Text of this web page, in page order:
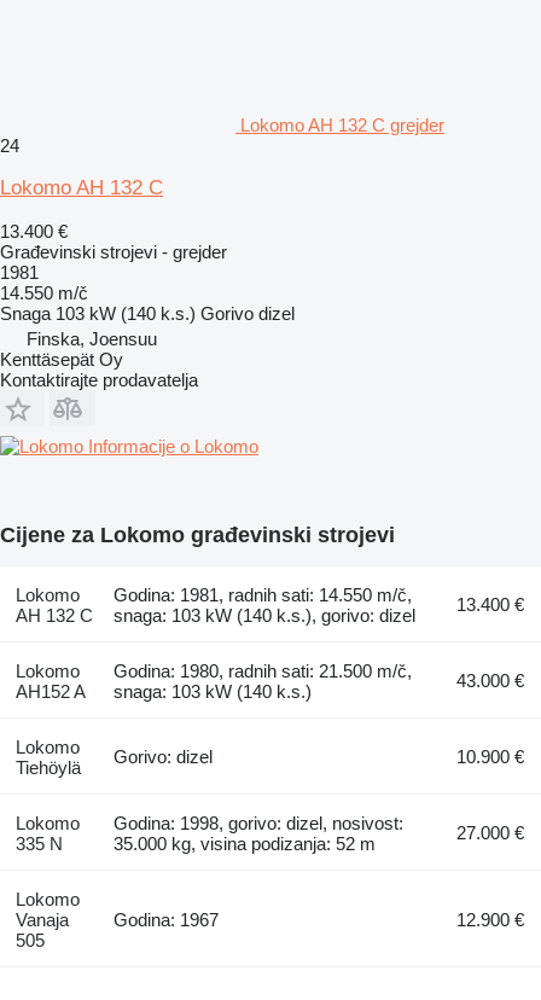
Lokomo AH 132 C grejder
24
Lokomo AH 132 C
13.400 €
Građevinski strojevi - grejder
1981
14.550 m/č
Snaga 103 kW (140 k.s.) Gorivo dizel
Finska, Joensuu
Kenttäsepät Oy
Kontaktirajte prodavatelja
Informacije o Lokomo
Cijene za Lokomo građevinski strojevi
Lokomo
AH 132 C
Godina: 1981, radnih sati: 14.550 m/č,
snaga: 103 kW (140 k.s.), gorivo: dizel
13.400 €
Lokomo
AH152 A
Godina: 1980, radnih sati: 21.500 m/č,
snaga: 103 kW (140 k.s.)
43.000 €
Lokomo
Tiehöylä
Gorivo: dizel 10.900 €
Lokomo
335 N
Godina: 1998, gorivo: dizel, nosivost:
35.000 kg, visina podizanja: 52 m
27.000 €
Lokomo
Vanaja
505
Godina: 1967 12.900 €